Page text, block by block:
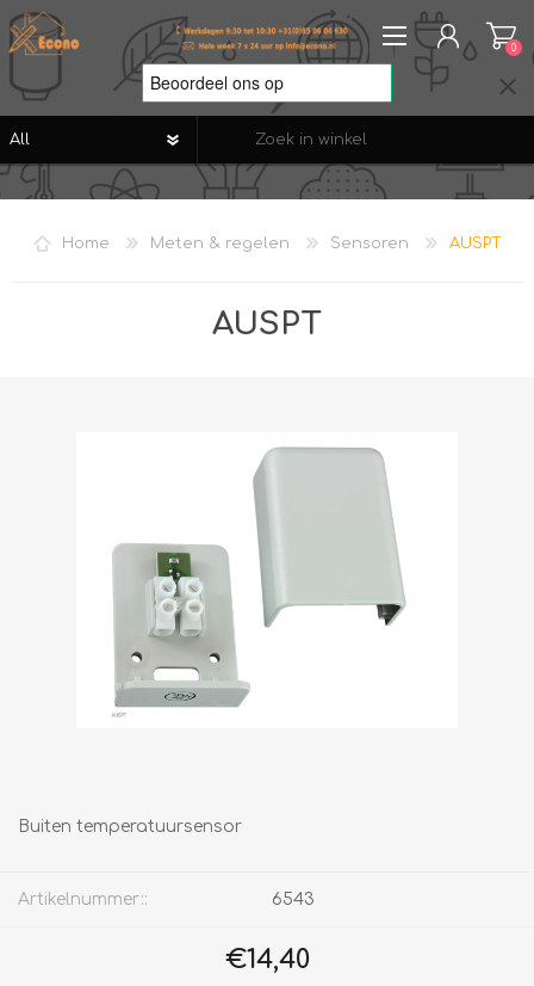
REGISTREREN
VERLANGLIJST
0
Home Meten & regelen Sensoren AUSPT
AUSPT
Buiten temperatuursensor
Artikelnummer:: 6543
€14,40